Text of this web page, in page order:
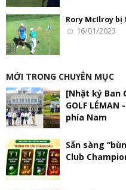
Rory McIlroy bị
16/01/2023
MỚI TRONG CHUYÊN MỤC
[Nhật ký Ban
GOLF
phía Nam
Sẵn sàng
Club